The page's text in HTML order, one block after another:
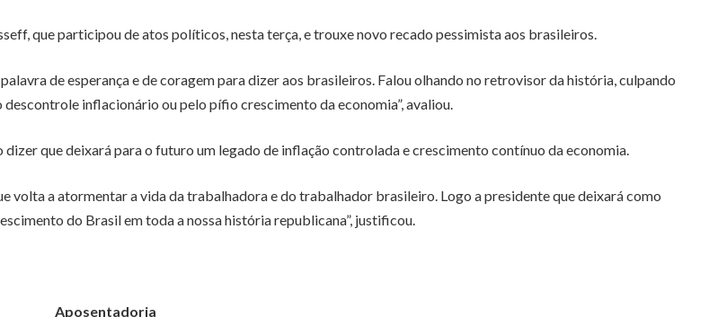
que participou de atos políticos, nesta terça, e trouxe novo recado pessimista aos brasileiros.
de esperança e de coragem para dizer aos brasileiros. Falou olhando no retrovisor da história, culpando
descontrole inflacionário ou pelo pífio crescimento da economia”, avaliou.
que deixará para o futuro um legado de inflação controlada e crescimento contínuo da economia.
volta a atormentar a vida da trabalhadora e do trabalhador brasileiro. Logo a presidente que deixará como
do Brasil em toda a nossa história republicana”, justificou.
Aposentadoria